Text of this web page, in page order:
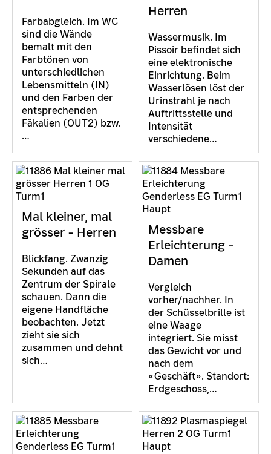
Farbabgleich. Im WC
sind die Wände
bemalt mit den
Farbtönen von
unterschiedlichen
Lebensmitteln (IN)
und den Farben der
entsprechenden
Fäkalien (OUT2) bzw.
…
Herren
Wassermusik. Im
Pissoir befindet sich
eine elektronische
Einrichtung. Beim
Wasserlösen löst der
Urinstrahl je nach
Auftrittsstelle und
Intensität
verschiedene…
Mal kleiner, mal
grösser - Herren
Blickfang. Zwanzig
Sekunden auf das
Zentrum der Spirale
schauen. Dann die
eigene Handfläche
beobachten. Jetzt
zieht sie sich
zusammen und dehnt
sich…
Messbare
Erleichterung -
Damen
Vergleich
vorher/nachher. In
der Schüsselbrille ist
eine Waage
integriert. Sie misst
das Gewicht vor und
nach dem
«Geschäft». Standort:
Erdgeschoss,…